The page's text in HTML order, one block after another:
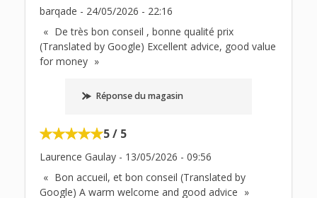
barqade - 24/05/2026 - 22:16
De très bon conseil , bonne qualité prix
(Translated by Google) Excellent advice, good value
for money
Réponse du magasin
5 / 5
Laurence Gaulay - 13/05/2026 - 09:56
Bon accueil, et bon conseil (Translated by
Google) A warm welcome and good advice